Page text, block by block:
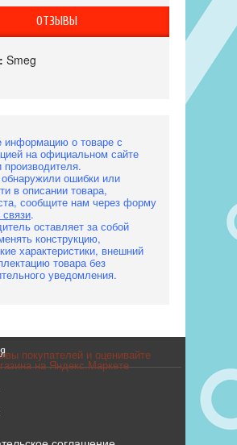
ОТЗЫВЫ
Smeg
информацию о товаре с
на официальном сайте
производителя.
ошибки или
в описании товара,
сообщите нам через форму
.
оставляет за собой
конструкцию,
характеристики, внешний
товара без
уведомления.